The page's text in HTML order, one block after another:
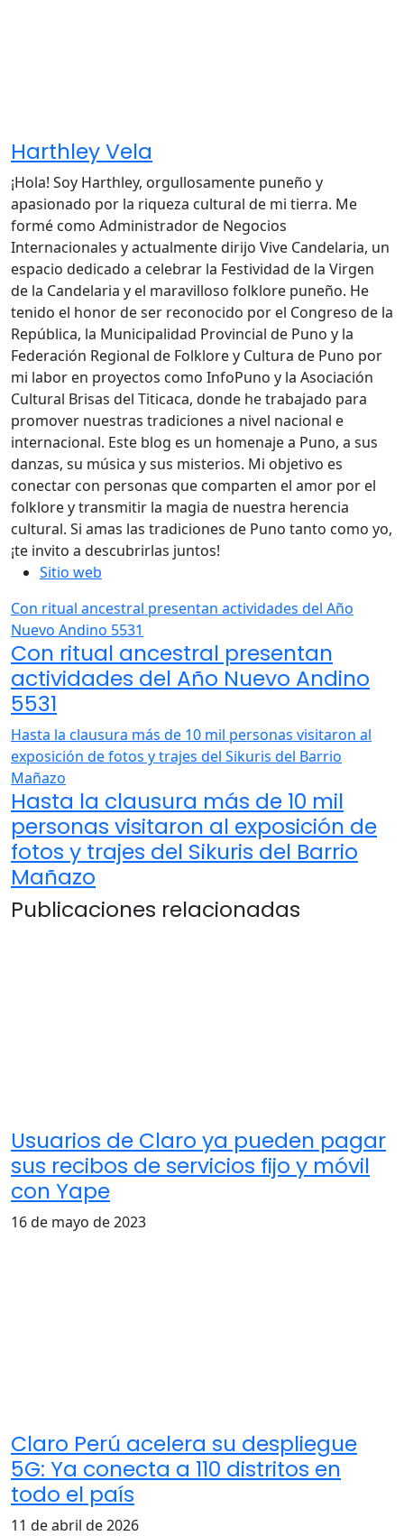
Harthley Vela
¡Hola! Soy Harthley, orgullosamente puneño y
apasionado por la riqueza cultural de mi tierra. Me
formé como Administrador de Negocios
Internacionales y actualmente dirijo Vive Candelaria, un
espacio dedicado a celebrar la Festividad de la Virgen
de la Candelaria y el maravilloso folklore puneño. He
tenido el honor de ser reconocido por el Congreso de la
República, la Municipalidad Provincial de Puno y la
Federación Regional de Folklore y Cultura de Puno por
mi labor en proyectos como InfoPuno y la Asociación
Cultural Brisas del Titicaca, donde he trabajado para
promover nuestras tradiciones a nivel nacional e
internacional. Este blog es un homenaje a Puno, a sus
danzas, su música y sus misterios. Mi objetivo es
conectar con personas que comparten el amor por el
folklore y transmitir la magia de nuestra herencia
cultural. Si amas las tradiciones de Puno tanto como yo,
¡te invito a descubrirlas juntos!
Sitio web
Con ritual ancestral presentan actividades del Año
Nuevo Andino 5531
Con ritual ancestral presentan
actividades del Año Nuevo Andino
5531
Hasta la clausura más de 10 mil personas visitaron al
exposición de fotos y trajes del Sikuris del Barrio
Mañazo
Hasta la clausura más de 10 mil
personas visitaron al exposición de
fotos y trajes del Sikuris del Barrio
Mañazo
Publicaciones relacionadas
Usuarios de Claro ya pueden pagar
sus recibos de servicios fijo y móvil
con Yape
16 de mayo de 2023
Claro Perú acelera su despliegue
5G: Ya conecta a 110 distritos en
todo el país
11 de abril de 2026